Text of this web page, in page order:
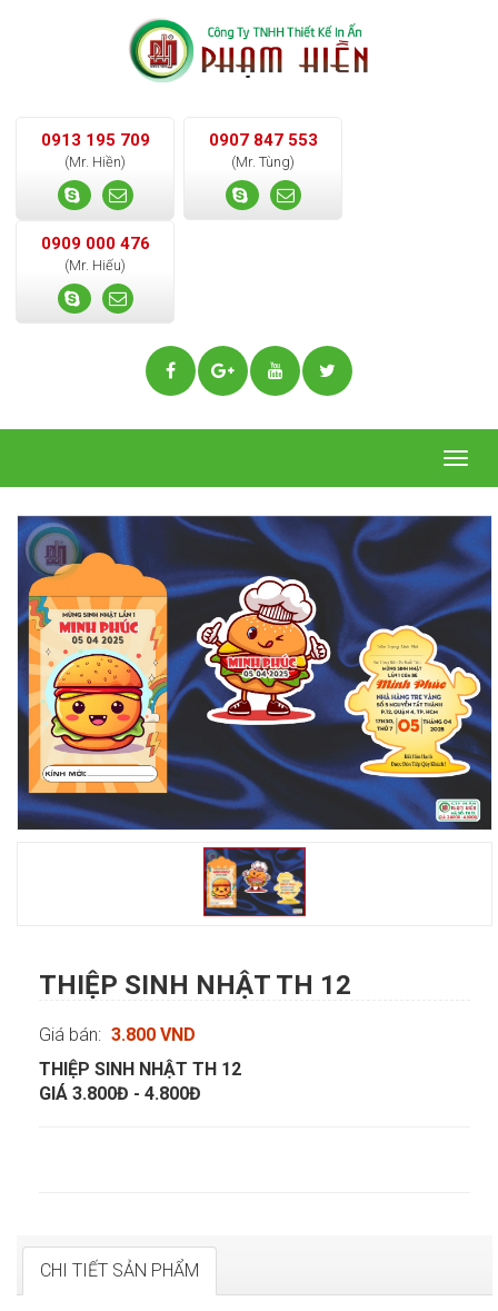
0913 195 709
(Mr. Hiền)
0907 847 553
(Mr. Tùng)
0909 000 476
(Mr. Hiếu)
THIỆP SINH NHẬT TH 12
Giá bán: 3.800 VND
THIỆP SINH NHẬT TH 12
GIÁ 3.800Đ - 4.800Đ
CHI TIẾT SẢN PHẨM